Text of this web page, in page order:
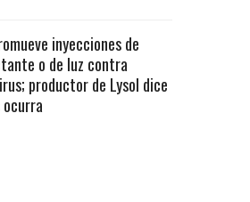
inyecciones de
o de luz contra
productor de Lysol dice
ocurra